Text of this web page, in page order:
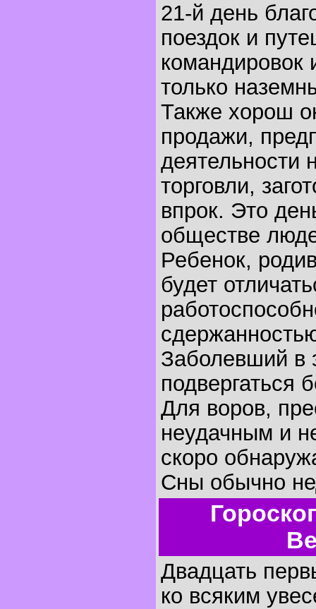
21-й день
поездок и
командировок
только
Также хорош
продажи,
деятельности
торговли,
впрок. Это
обществе
Ребенок,
будет
Заболевший в
подвергаться
Для воров,
неудачным и
скоро
Сны обычно
Двадцать
ко всяким